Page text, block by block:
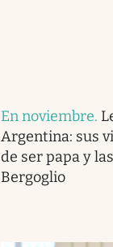
En noviembre.
Argentina: sus
de ser papa y
Bergoglio